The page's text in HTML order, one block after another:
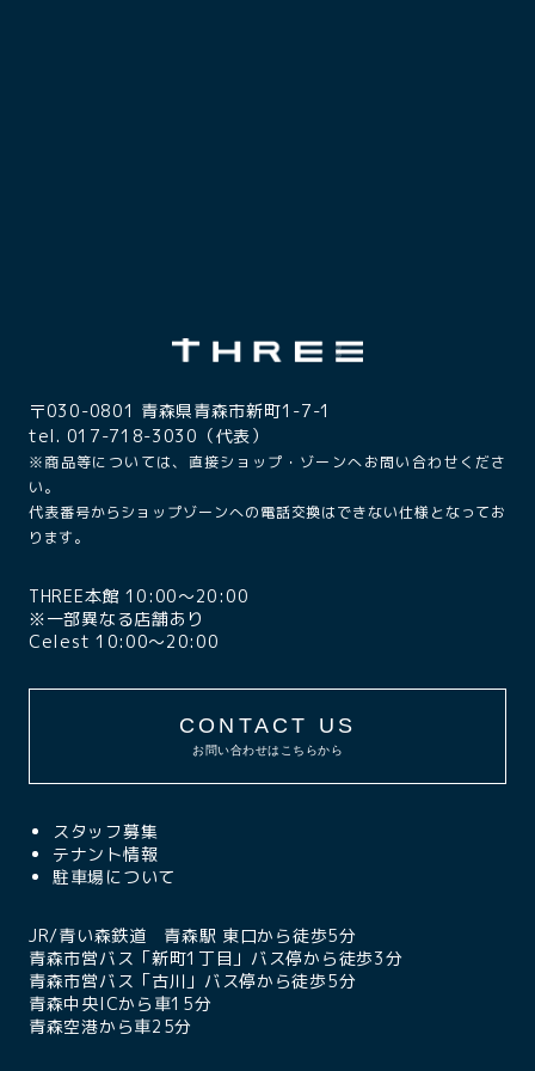
〒030-0801 青森県青森市新町1-7-1
tel. 017-718-3030（代表）
※商品等については、直接ショップ・ゾーンへお問い合わせくださ
い。
代表番号からショップゾーンへの電話交換はできない仕様となってお
ります。
THREE本館 10:00〜20:00
※一部異なる店舗あり
Celest 10:00〜20:00
CONTACT US
お問い合わせはこちらから
スタッフ募集
テナント情報
駐車場について
JR/青い森鉄道 青森駅 東口から徒歩5分
青森市営バス「新町1丁目」バス停から徒歩3分
青森市営バス「古川」バス停から徒歩5分
青森中央ICから車15分
青森空港から車25分